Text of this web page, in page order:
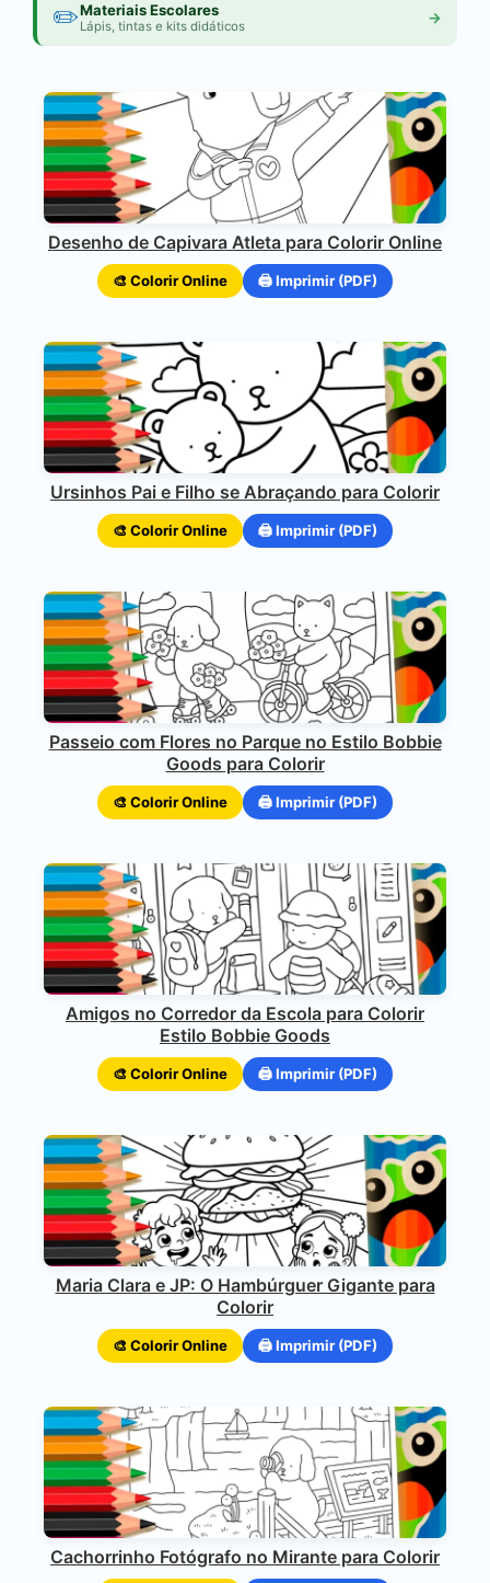
✏️Materiais Escolares
Lápis, tintas e kits didáticos →
Desenho de Capivara Atleta para Colorir Online
🎨 Colorir Online 🖨️ Imprimir (PDF)
Ursinhos Pai e Filho se Abraçando para Colorir
🎨 Colorir Online 🖨️ Imprimir (PDF)
Passeio com Flores no Parque no Estilo Bobbie
Goods para Colorir
🎨 Colorir Online 🖨️ Imprimir (PDF)
Amigos no Corredor da Escola para Colorir
Estilo Bobbie Goods
🎨 Colorir Online 🖨️ Imprimir (PDF)
Maria Clara e JP: O Hambúrguer Gigante para
Colorir
🎨 Colorir Online 🖨️ Imprimir (PDF)
Cachorrinho Fotógrafo no Mirante para Colorir